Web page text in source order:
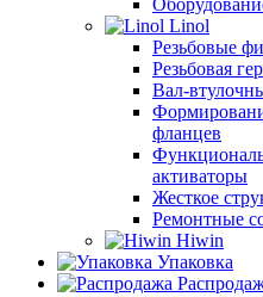
Linol
Резьбовые
Резьбовая
Вал-
фланцев
активаторы
Жесткое
Ремонтные
Hiwin
Упаковка